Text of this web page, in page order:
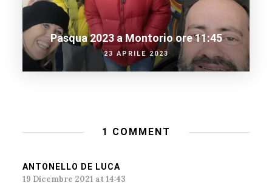
Pasqua 2023 a Montorio ore 11:45
23 APRILE 2023
1 COMMENT
ANTONELLO DE LUCA
19 Dicembre 2021 at 14:43